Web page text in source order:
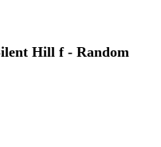
Hill f - Random